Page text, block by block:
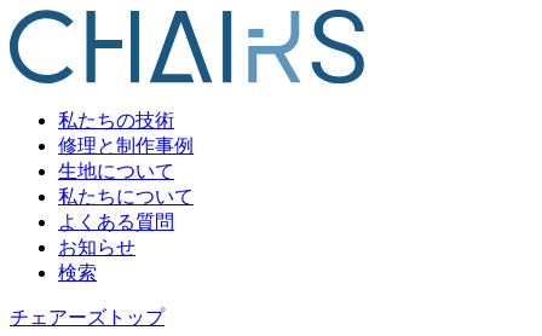
私たちの技術
修理と制作事例
生地について
私たちについて
よくある質問
お知らせ
検索
チェアーズトップ